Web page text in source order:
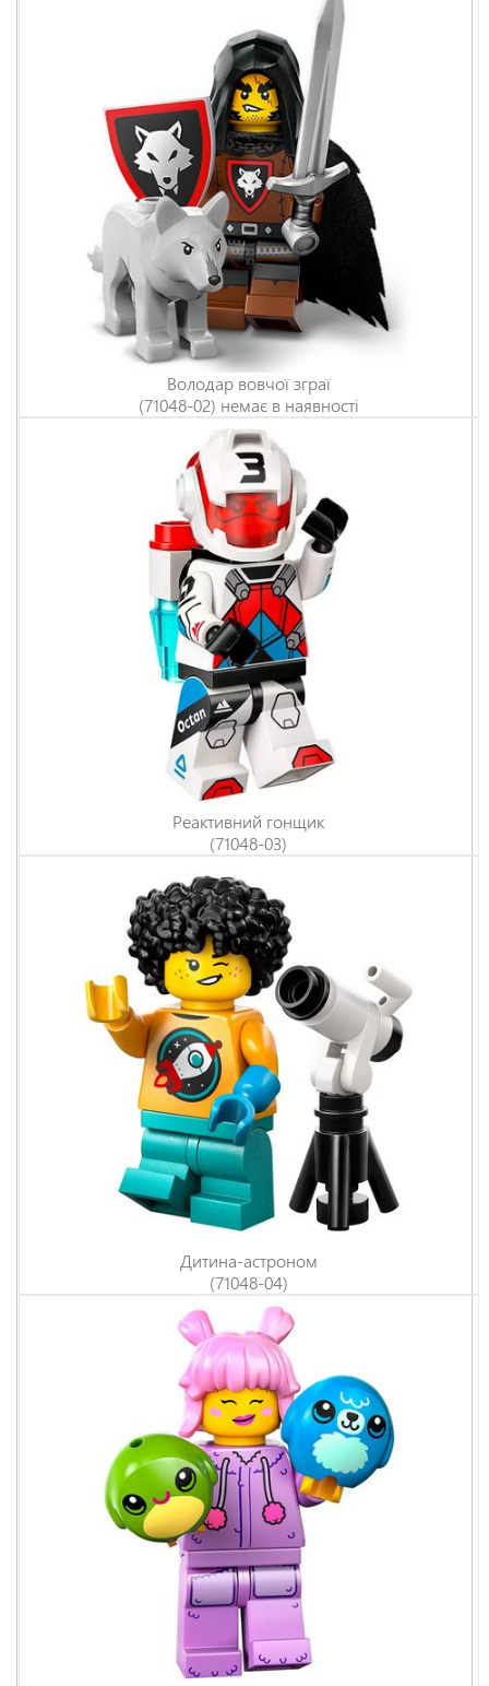
Володар вовчої зграї
(71048-02) немає в наявності
Реактивний гонщик
(71048-03)
Дитина-астроном
(71048-04)